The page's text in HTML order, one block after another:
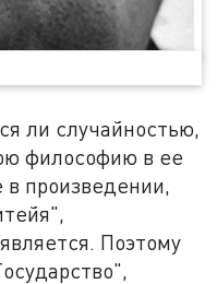
ли случайностью,
философию в ее
произведении,
Поэтому